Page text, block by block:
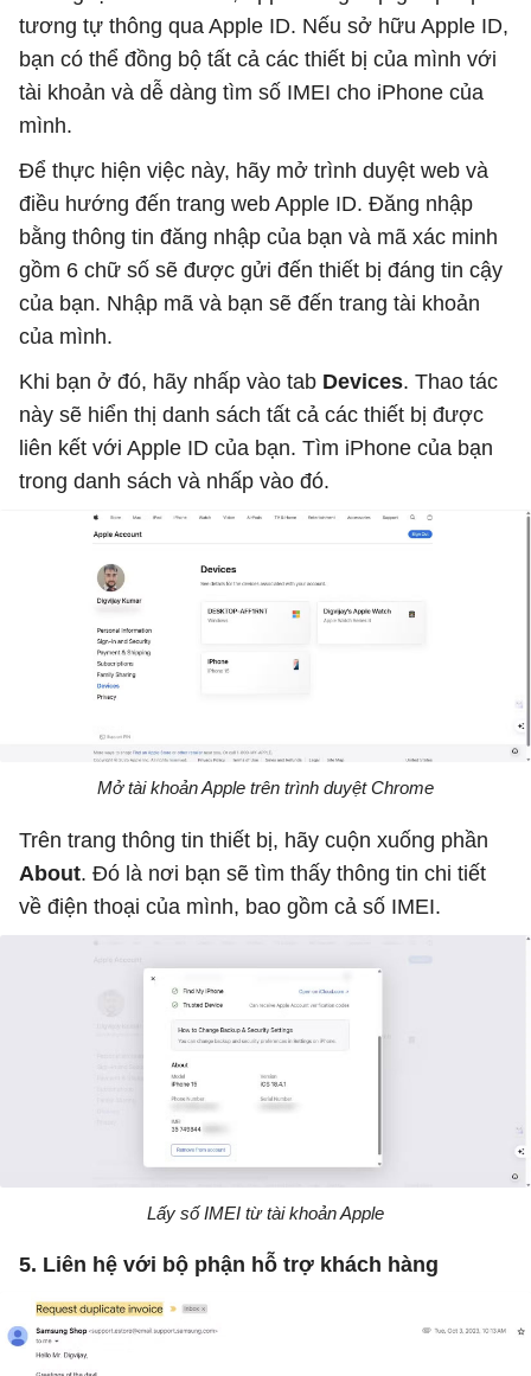
tương tự thông qua Apple ID. Nếu sở hữu Apple ID,
bạn có thể đồng bộ tất cả các thiết bị của mình với
tài khoản và dễ dàng tìm số IMEI cho iPhone của
mình.
Để thực hiện việc này, hãy mở trình duyệt web và
điều hướng đến trang web Apple ID. Đăng nhập
bằng thông tin đăng nhập của bạn và mã xác minh
gồm 6 chữ số sẽ được gửi đến thiết bị đáng tin cậy
của bạn. Nhập mã và bạn sẽ đến trang tài khoản
của mình.
Khi bạn ở đó, hãy nhấp vào tab Devices. Thao tác
này sẽ hiển thị danh sách tất cả các thiết bị được
liên kết với Apple ID của bạn. Tìm iPhone của bạn
trong danh sách và nhấp vào đó.
Mở tài khoản Apple trên trình duyệt Chrome
Trên trang thông tin thiết bị, hãy cuộn xuống phần
About. Đó là nơi bạn sẽ tìm thấy thông tin chi tiết
về điện thoại của mình, bao gồm cả số IMEI.
Lấy số IMEI từ tài khoản Apple
5. Liên hệ với bộ phận hỗ trợ khách hàng